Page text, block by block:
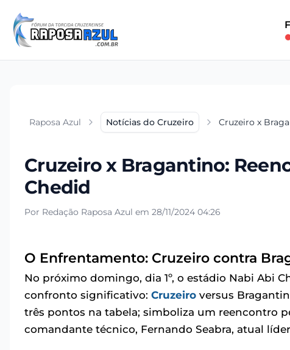
Raposa Azul Notícias do Cruzeiro Cruzeiro x
Cruzeiro x Bragantino:
Chedid
Por Redação Raposa Azul em 28/11/2024 04:26
O Enfrentamento: Cruzeiro contra
No próximo domingo, dia 1º, o estádio Nabi Abi
confronto significativo: Cruzeiro versus
três pontos na tabela; simboliza um reencontro
comandante técnico, Fernando Seabra, atual